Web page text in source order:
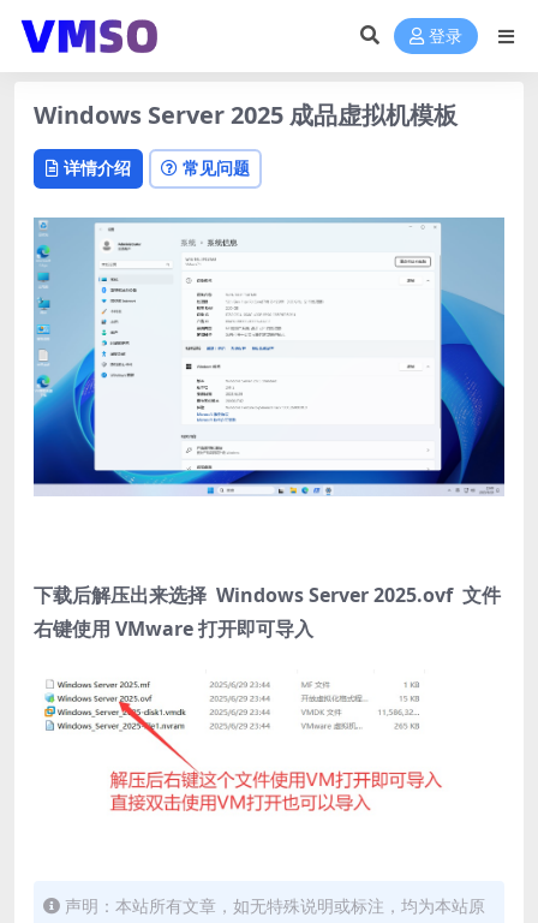
登录
Windows Server 2025 成品虚拟机模板
详情介绍 常见问题
下载后解压出来选择 Windows Server 2025.ovf 文件
右键使用 VMware 打开即可导入
声明：本站所有文章，如无特殊说明或标注，均为本站原